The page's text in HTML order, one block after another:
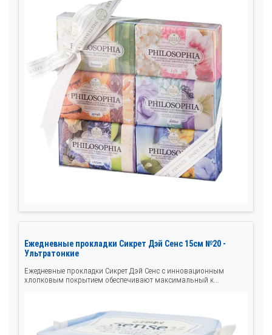
Ежедневные прокладки Сикрет Дэй Сенс 15см №20 -
Ультратонкие
Ежедневные прокладки Сикрет Дэй Сенс с инновационным
хлопковым покрытием обеспечивают максимальный к...